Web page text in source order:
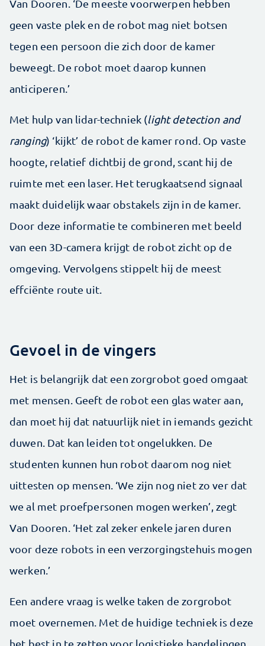
Van Dooren. ‘De meeste voorwerpen hebben
geen vaste plek en de robot mag niet botsen
tegen een persoon die zich door de kamer
beweegt. De robot moet daarop kunnen
anticiperen.’
Met hulp van lidar-techniek (light detection and
ranging) ‘kijkt’ de robot de kamer rond. Op vaste
hoogte, relatief dichtbij de grond, scant hij de
ruimte met een laser. Het terugkaatsend signaal
maakt duidelijk waar obstakels zijn in de kamer.
Door deze informatie te combineren met beeld
van een 3D-camera krijgt de robot zicht op de
omgeving. Vervolgens stippelt hij de meest
effciënte route uit.
Gevoel in de vingers
Het is belangrijk dat een zorgrobot goed omgaat
met mensen. Geeft de robot een glas water aan,
dan moet hij dat natuurlijk niet in iemands gezicht
duwen. Dat kan leiden tot ongelukken. De
studenten kunnen hun robot daarom nog niet
uittesten op mensen. ‘We zijn nog niet zo ver dat
we al met proefpersonen mogen werken’, zegt
Van Dooren. ‘Het zal zeker enkele jaren duren
voor deze robots in een verzorgingstehuis mogen
werken.’
Een andere vraag is welke taken de zorgrobot
moet overnemen. Met de huidige techniek is deze
het best in te zetten voor logistieke handelingen,